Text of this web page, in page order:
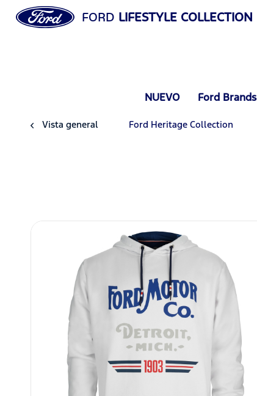
FORD LIFESTYLE COLLECTION
NUEVO Ford Brands
Vista general Ford Heritage Collection